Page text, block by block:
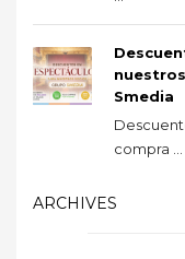
Smedia
compra ...
ARCHIVES